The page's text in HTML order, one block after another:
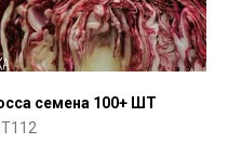
семена 100+ ШТ
T112